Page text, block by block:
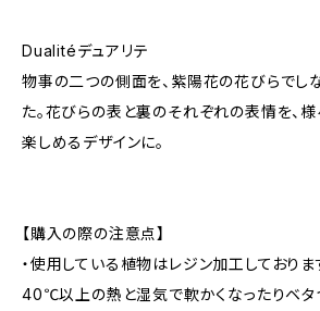
Dualitéデュアリテ
物事の二つの側面を、紫陽花の花びらでし
た。花びらの表と裏のそれぞれの表情を、
楽しめるデザインに。
【購入の際の注意点】
・使用している植物はレジン加工しており
40℃以上の熱と湿気で軟かくなったりベタ